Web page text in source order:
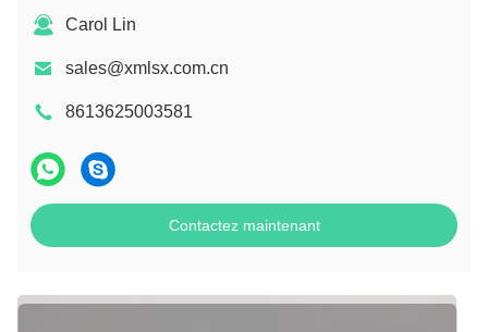
Carol Lin
sales@xmlsx.com.cn
8613625003581
Contactez maintenant